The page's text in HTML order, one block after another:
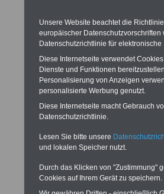
werden
ACHTUNG Neue Broschüre zum
Beamtinnen & Beamte in Bund und
durch Neuordnung der
Alimentation
>>>zur
>>>Zur
für
Württemberg
Unsere Website beachtet die
europäischer
Datenschutzrichtlinie für
Diese Internetseite verwendet
Dienste und Funktionen
Personalisierung von Anzeigen
personalisierte Werbung genutzt.
Diese Internetseite macht Gebrauch
Datenschutzrichtlinie.
Lesen Sie bitte unsere
und lokalen Speicher nutzt.
Durch das Klicken von "Zustimmung"
Cookies auf Ihrem Gerät zu speichern.